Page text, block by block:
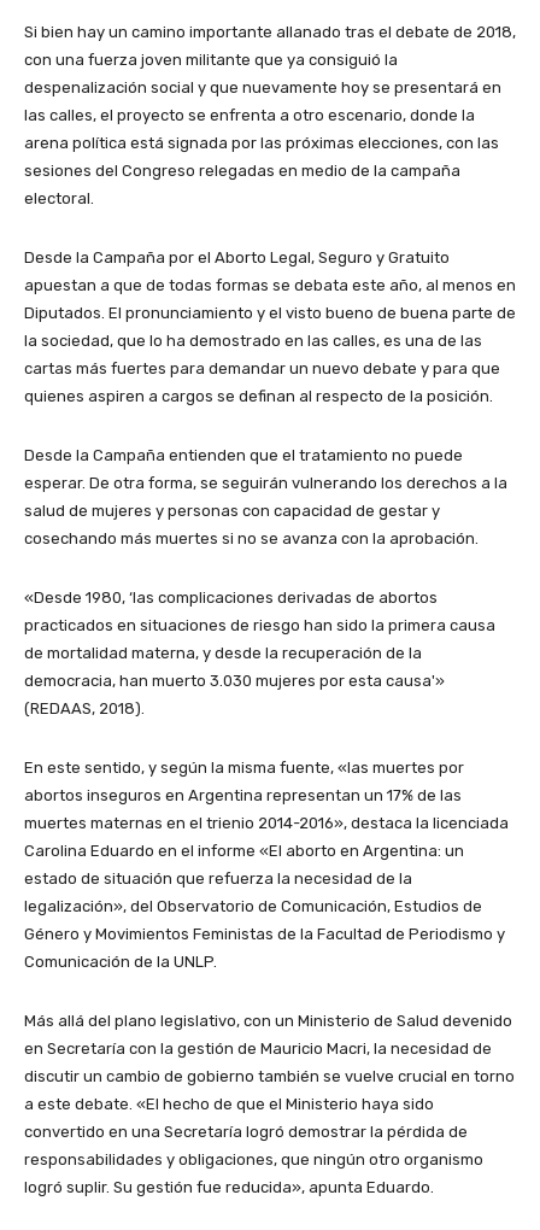
Si bien hay un camino importante allanado tras el debate de 2018,
con una fuerza joven militante que ya consiguió la
despenalización social y que nuevamente hoy se presentará en
las calles, el proyecto se enfrenta a otro escenario, donde la
arena política está signada por las próximas elecciones, con las
sesiones del Congreso relegadas en medio de la campaña
electoral.
Desde la Campaña por el Aborto Legal, Seguro y Gratuito
apuestan a que de todas formas se debata este año, al menos en
Diputados. El pronunciamiento y el visto bueno de buena parte de
la sociedad, que lo ha demostrado en las calles, es una de las
cartas más fuertes para demandar un nuevo debate y para que
quienes aspiren a cargos se definan al respecto de la posición.
Desde la Campaña entienden que el tratamiento no puede
esperar. De otra forma, se seguirán vulnerando los derechos a la
salud de mujeres y personas con capacidad de gestar y
cosechando más muertes si no se avanza con la aprobación.
«Desde 1980, ‘las complicaciones derivadas de abortos
practicados en situaciones de riesgo han sido la primera causa
de mortalidad materna, y desde la recuperación de la
democracia, han muerto 3.030 mujeres por esta causa'»
(REDAAS, 2018).
En este sentido, y según la misma fuente, «las muertes por
abortos inseguros en Argentina representan un 17% de las
muertes maternas en el trienio 2014-2016», destaca la licenciada
Carolina Eduardo en el informe «El aborto en Argentina: un
estado de situación que refuerza la necesidad de la
legalización», del Observatorio de Comunicación, Estudios de
Género y Movimientos Feministas de la Facultad de Periodismo y
Comunicación de la UNLP.
Más allá del plano legislativo, con un Ministerio de Salud devenido
en Secretaría con la gestión de Mauricio Macri, la necesidad de
discutir un cambio de gobierno también se vuelve crucial en torno
a este debate. «El hecho de que el Ministerio haya sido
convertido en una Secretaría logró demostrar la pérdida de
responsabilidades y obligaciones, que ningún otro organismo
logró suplir. Su gestión fue reducida», apunta Eduardo.